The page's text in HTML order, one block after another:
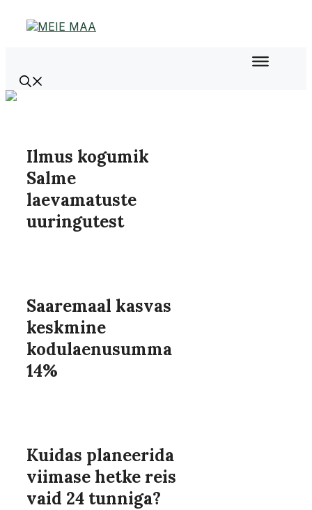
Ilmus kogumik
Salme
laevamatuste
uuringutest
Saaremaal kasvas
keskmine
kodulaenusumma
14%
Kuidas planeerida
viimase hetke reis
vaid 24 tunniga?